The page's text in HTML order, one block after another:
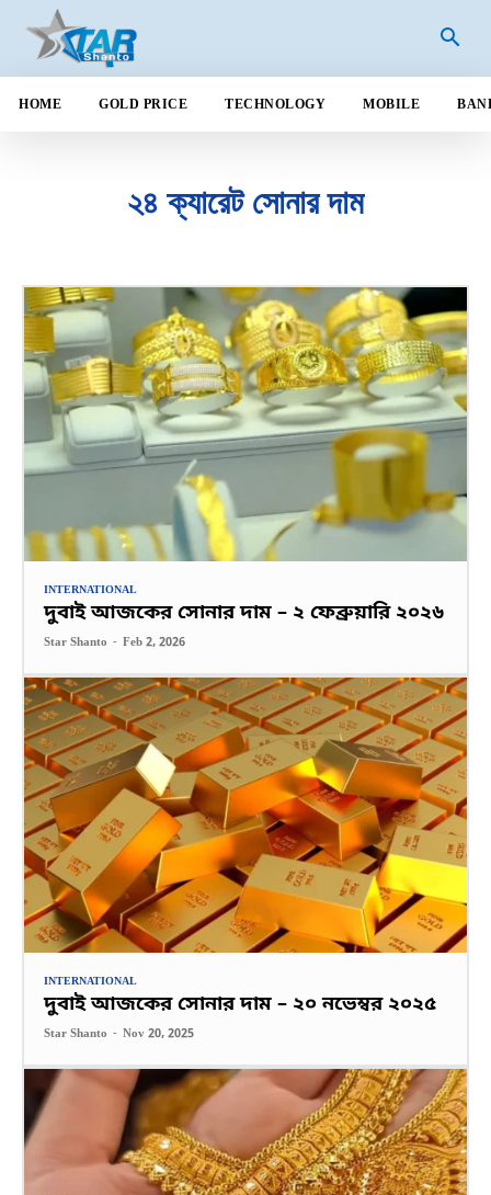
HOME GOLD PRICE TECHNOLOGY MOBILE
২৪ ক্যারেট সোনার দাম
INTERNATIONAL
দুবাই আজকের সোনার দাম – ২ ফেব্রুয়ারি ২০২৬
Star Shanto - Feb 2, 2026
INTERNATIONAL
দুবাই আজকের সোনার দাম – ২০ নভেম্বর ২০২৫
Star Shanto - Nov 20, 2025